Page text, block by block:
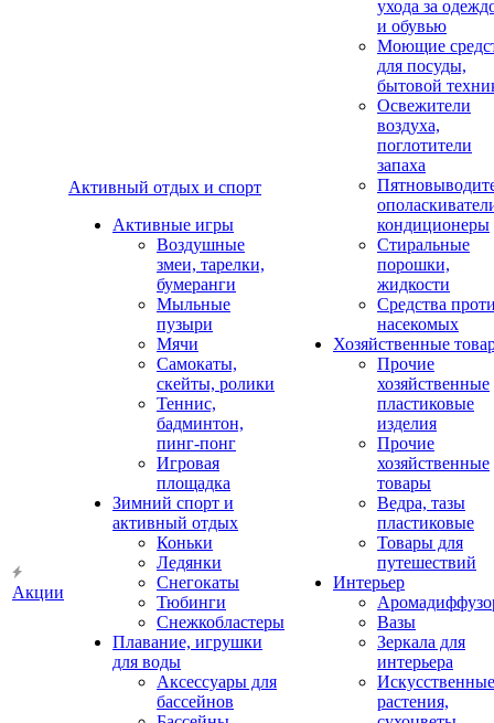
Акции
Активный отдых и спорт
Активные игры
Воздушные
змеи, тарелки,
бумеранги
Мыльные
пузыри
Мячи
Самокаты,
скейты, ролики
Теннис,
бадминтон,
пинг-понг
Игровая
площадка
Зимний спорт и
активный отдых
Коньки
Ледянки
Снегокаты
Тюбинги
Снежкобластеры
Плавание, игрушки
для воды
Аксессуары для
бассейнов
ухода за
и обувью
Моющие
для посуды,
бытовой
Освежители
воздуха,
поглотители
запаха
кондиционеры
Стиральные
порошки,
жидкости
Средства
насекомых
Хозяйственные
Прочие
хозяйственные
пластиковые
изделия
Прочие
хозяйственные
товары
Ведра, тазы
пластиковые
Товары для
путешествий
Интерьер
Вазы
Зеркала для
интерьера
Искусственные
растения,